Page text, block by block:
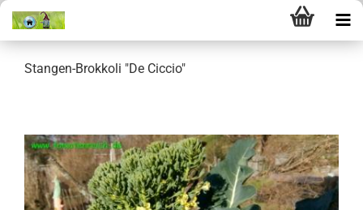
Stangen-Brokkoli "De Ciccio"